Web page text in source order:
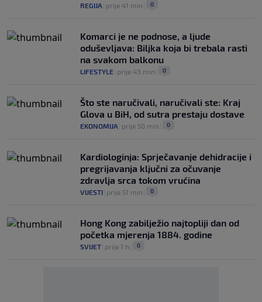
REGIJA prije 41 min 0
Komarci je ne podnose, a ljude
oduševljava: Biljka koja bi trebala rasti
na svakom balkonu
LIFESTYLE prije 43 min 0
Što ste naručivali, naručivali ste: Kraj
Glova u BiH, od sutra prestaju dostave
EKONOMIJA prije 50 min 0
Kardiologinja: Sprječavanje dehidracije i
pregrijavanja ključni za očuvanje
zdravlja srca tokom vrućina
VIJESTI prije 51 min 0
Hong Kong zabilježio najtopliji dan od
početka mjerenja 1884. godine
SVIJET prije 1 h 0